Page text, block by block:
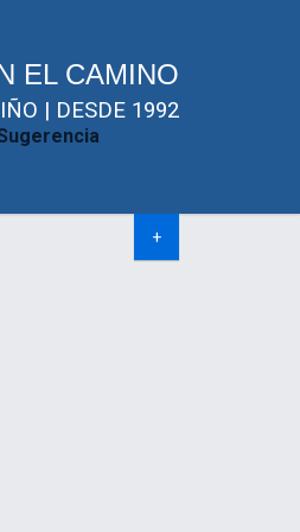
EL CAMINO
| DESDE 1992
+